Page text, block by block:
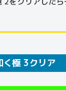
極 3クリア